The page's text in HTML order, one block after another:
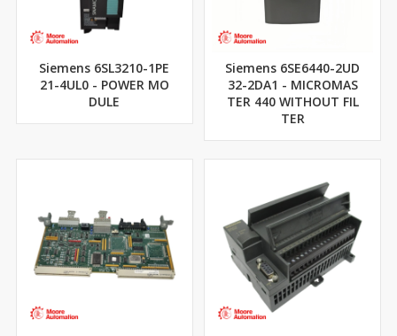
Siemens 6SL3210-1PE
21-4UL0 - POWER MO
DULE
Siemens 6SE6440-2UD
32-2DA1 - MICROMAS
TER 440 WITHOUT FIL
TER